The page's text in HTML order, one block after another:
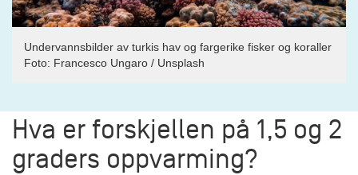
Undervannsbilder av turkis hav og fargerike fisker og koraller
Foto: Francesco Ungaro / Unsplash
Hva er forskjellen på 1,5 og 2
graders oppvarming?